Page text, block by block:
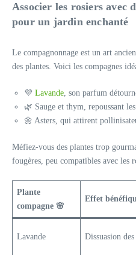
Associer les rosiers avec
pour un jardin enchanté
Le compagnonnage est un art
des plantes. Voici les compagnes
💜 Lavande, son parfum
🌿 Sauge et thym, repoussant
🌼 Asters, qui attirent
Méfiez-vous des plantes trop
fougères, peu compatibles avec les
Plante
compagne 🌸
Effet
Lavande Dissuasion